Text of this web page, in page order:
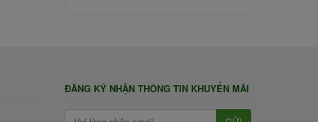
ĐĂNG KÝ NHẬN THÔNG TIN KHUYẾN MÃI